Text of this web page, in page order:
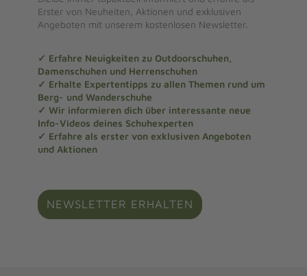
Erster von Neuheiten, Aktionen und exklusiven
Angeboten mit unserem kostenlosen Newsletter.
✓ Erfahre Neuigkeiten zu Outdoorschuhen,
Damenschuhen und Herrenschuhen
✓ Erhalte Expertentipps zu allen Themen rund um
Berg- und Wanderschuhe
✓ Wir informieren dich über interessante neue
Info-Videos deines Schuhexperten
✓ Erfahre als erster von exklusiven Angeboten
und Aktionen
NEWSLETTER ERHALTEN